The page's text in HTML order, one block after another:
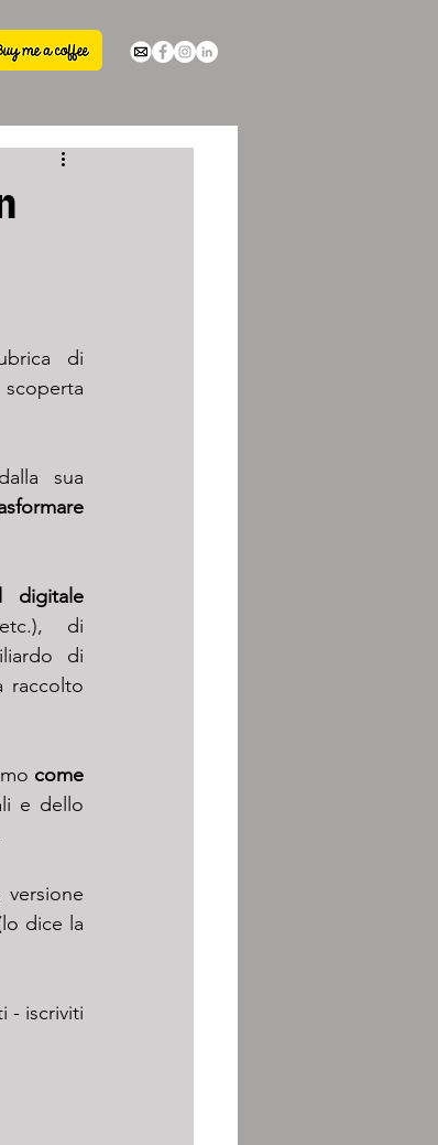
sua
di
raccolto
come
e dello
dice la
- iscriviti